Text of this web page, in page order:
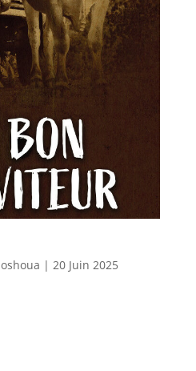
| 20 Juin 2025